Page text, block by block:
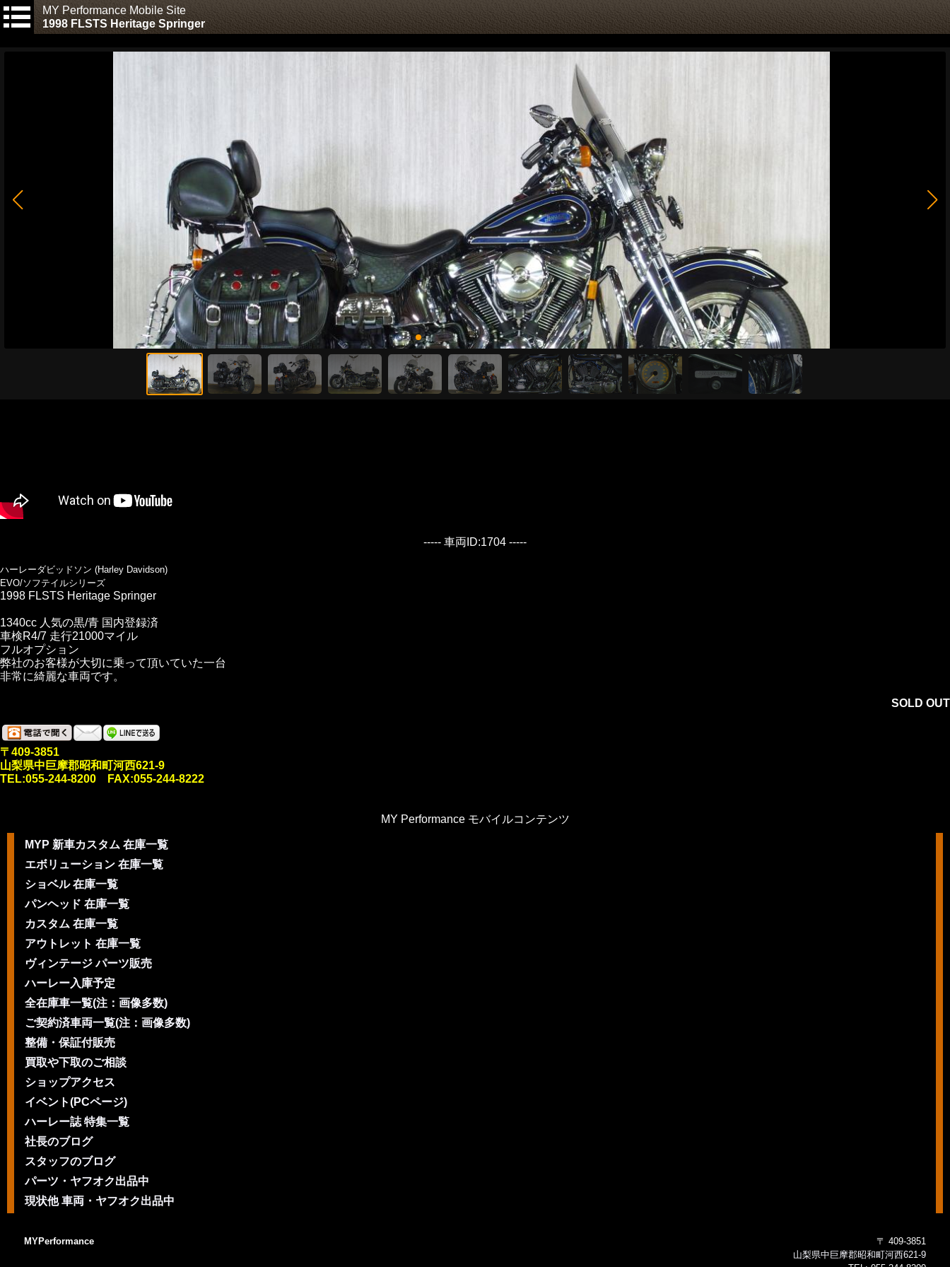
MY Performance Mobile Site
1998 FLSTS Heritage Springer
----- 車両ID:1704 -----
ハーレーダビッドソン (Harley Davidson)
EVO/ソフテイルシリーズ
1998 FLSTS Heritage Springer
1340cc 人気の黒/青 国内登録済
車検R4/7 走行21000マイル
フルオプション
弊社のお客様が大切に乗って頂いていた一台
非常に綺麗な車両です。
SOLD OUT
〒409-3851
山梨県中巨摩郡昭和町河西621-9
TEL:055-244-8200 FAX:055-244-8222
MY Performance モバイルコンテンツ
MYP 新車カスタム 在庫一覧
エボリューション 在庫一覧
ショベル 在庫一覧
パンヘッド 在庫一覧
カスタム 在庫一覧
アウトレット 在庫一覧
ヴィンテージ パーツ販売
ハーレー入庫予定
全在庫車一覧(注：画像多数)
ご契約済車両一覧(注：画像多数)
整備・保証付販売
買取や下取のご相談
ショップアクセス
イベント(PCページ)
ハーレー誌 特集一覧
社長のブログ
スタッフのブログ
パーツ・ヤフオク出品中
現状他 車両・ヤフオク出品中
MYPerformance
〒 409-3851
山梨県中巨摩郡昭和町河西621-9